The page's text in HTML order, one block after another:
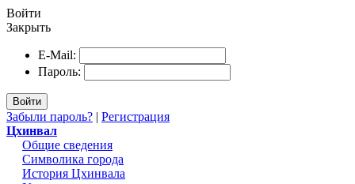
Войти
Закрыть
E-Mail:
Пароль:
Войти
Забыли пароль? | Регистрация
Цхинвал
Общие сведения
Символика города
История Цхинвала